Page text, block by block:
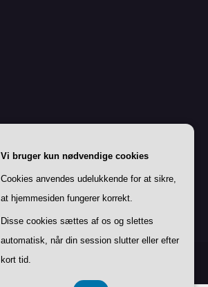
Vi bruger kun nødvendige cookies
Cookies anvendes udelukkende for at sikre,
at hjemmesiden fungerer korrekt.
Disse cookies sættes af os og slettes
automatisk, når din session slutter eller efter
kort tid.